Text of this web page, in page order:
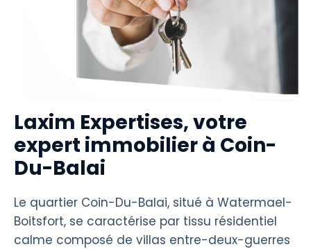
Laxim Expertises, votre
expert immobilier à Coin-
Du-Balai
Le quartier Coin-Du-Balai, situé à Watermael-
Boitsfort, se caractérise par tissu résidentiel
calme composé de villas entre-deux-guerres